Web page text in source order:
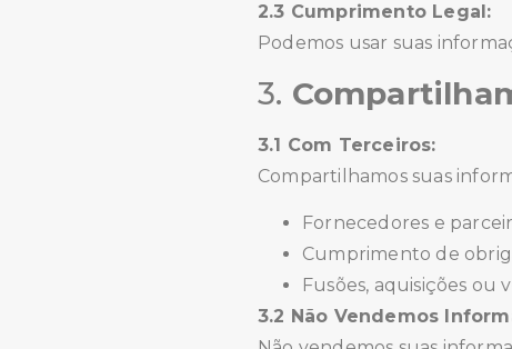
2.3 Cumprimento Legal:
Podemos usar suas
3.
3.1 Com Terceiros:
Compartilhamos suas
Fornecedores e
Cumprimento de
Fusões, aquisições ou
3.2 Não Vendemos